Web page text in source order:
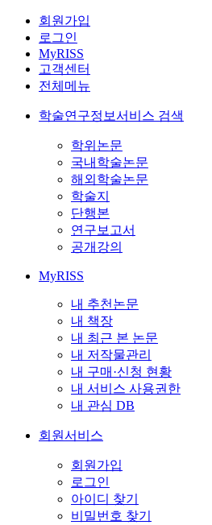
회원가입
로그인
MyRISS
고객센터
전체메뉴
학술연구정보서비스 검색
학위논문
국내학술논문
해외학술논문
학술지
단행본
연구보고서
공개강의
MyRISS
내 추천논문
내 책장
내 최근 본 논문
내 저작물관리
내 구매·신청 현황
내 서비스 사용권한
내 관심 DB
회원서비스
회원가입
로그인
아이디 찾기
비밀번호 찾기